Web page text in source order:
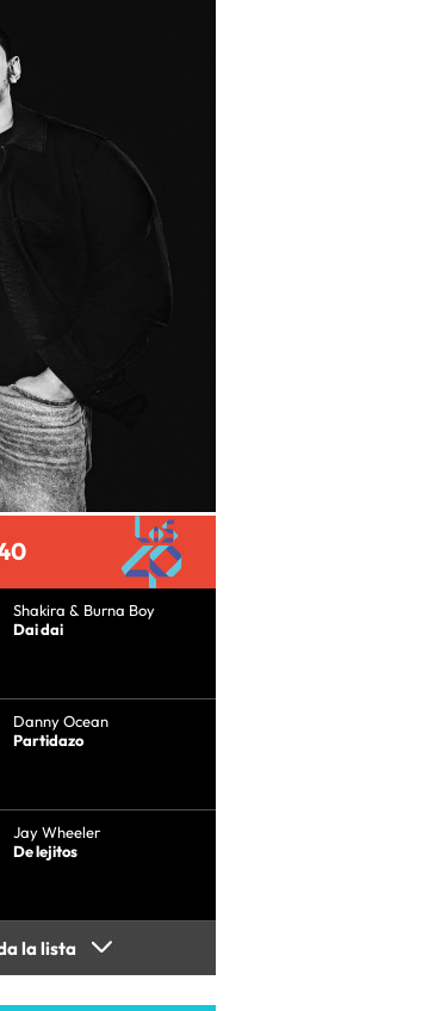
Shakira & Burna Boy
Dai dai
Danny Ocean
Partidazo
Jay Wheeler
De lejitos
la lista